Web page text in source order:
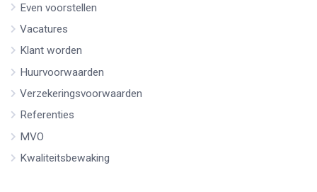
Even voorstellen
Vacatures
Klant worden
Huurvoorwaarden
Verzekeringsvoorwaarden
Referenties
MVO
Kwaliteitsbewaking